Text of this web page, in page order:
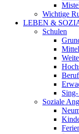
Wichtige
LEBEN &
Schulen
Soziale